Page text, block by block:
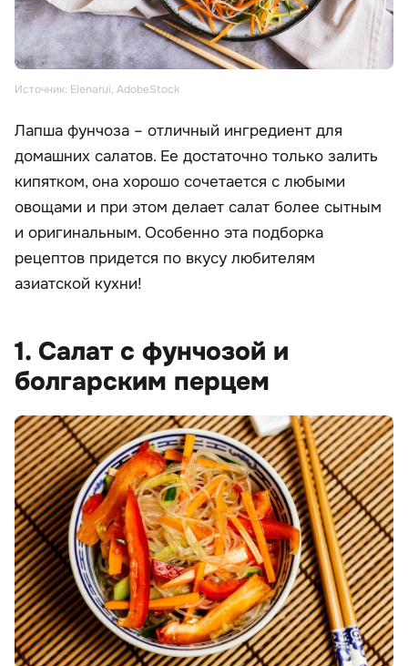
Источник: Elenarui, AdobeStock
Лапша фунчоза – отличный ингредиент для
домашних салатов. Ее достаточно только залить
кипятком, она хорошо сочетается с любыми
овощами и при этом делает салат более сытным
и оригинальным. Особенно эта подборка
рецептов придется по вкусу любителям
азиатской кухни!
1. Салат с фунчозой и
болгарским перцем